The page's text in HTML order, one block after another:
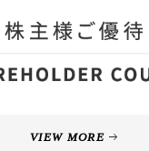
VIEW MORE